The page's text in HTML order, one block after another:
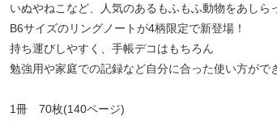
いぬやねこなど、人気のあるもふもふ動物をあしら
B6サイズのリングノートが4柄限定で新登場！
持ち運びしやすく、手帳デコはもちろん
勉強用や家庭での記録など自分に合った使い方がで
1冊 70枚(140ページ)